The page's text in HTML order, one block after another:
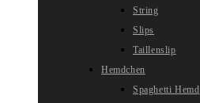
String
Slips
Taillenslip
Hemdchen
Spaghetti Hemd